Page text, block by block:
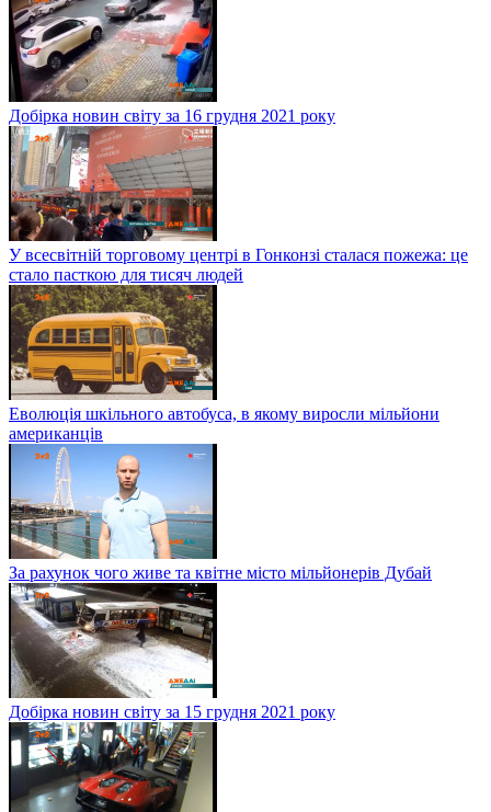
Добірка новин світу за 16 грудня 2021 року
У всесвітній торговому центрі в Гонконзі сталася пожежа: це
стало пасткою для тисяч людей
Еволюція шкільного автобуса, в якому виросли мільйони
американців
За рахунок чого живе та квітне місто мільйонерів Дубай
Добірка новин світу за 15 грудня 2021 року